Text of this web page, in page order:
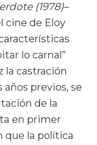
(1978)–
cine de Eloy
lo carnal”
la castración
años previos, se
de la
en primer
que la política